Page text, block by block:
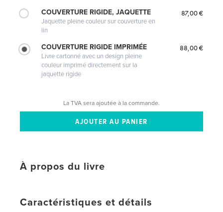
COUVERTURE RIGIDE, JAQUETTE
Jaquette pleine couleur sur couverture en
lin
87,00 €
COUVERTURE RIGIDE IMPRIMÉE
Livre cartonné avec un design pleine
couleur imprimé directement sur la
jaquette rigide
88,00 €
La TVA sera ajoutée à la commande.
À propos du livre
Caractéristiques et détails